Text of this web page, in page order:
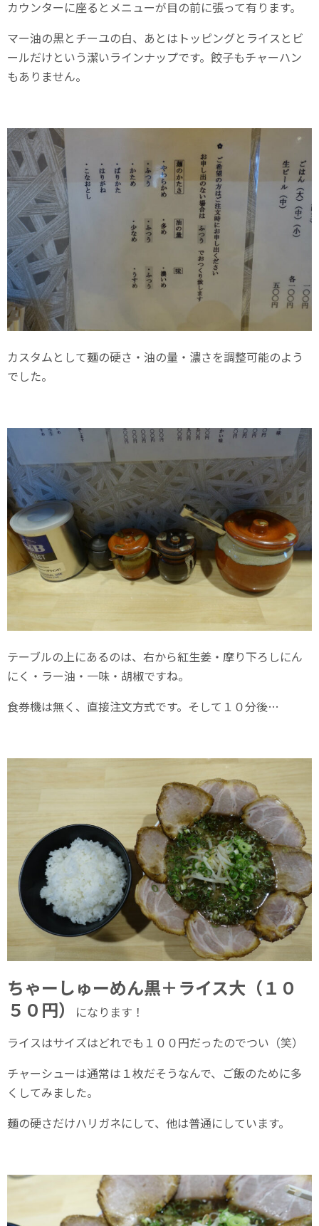
カウンターに座るとメニューが目の前に張って有ります。
マー油の黒とチーユの白、あとはトッピングとライスとビ
ールだけという潔いラインナップです。餃子もチャーハン
もありません。
カスタムとして麺の硬さ・油の量・濃さを調整可能のよう
でした。
テーブルの上にあるのは、右から紅生姜・摩り下ろしにん
にく・ラー油・一味・胡椒ですね。
食券機は無く、直接注文方式です。そして１０分後…
ちゃーしゅーめん黒＋ライス大（１０
５０円）
になります！
ライスはサイズはどれでも１００円だったのでつい（笑）
チャーシューは通常は１枚だそうなんで、ご飯のために多
くしてみました。
麺の硬さだけハリガネにして、他は普通にしています。